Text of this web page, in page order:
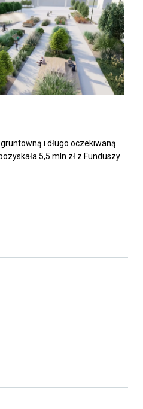
i długo oczekiwaną
5,5 mln zł z Funduszy